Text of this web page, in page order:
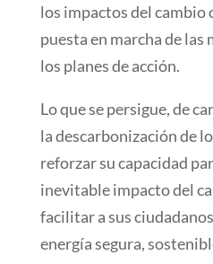
los impactos del
puesta en marcha de las
los planes de acción.
Lo que se persigue, de
la descarbonización de
reforzar su capacidad
inevitable impacto del
facilitar a sus
energía segura,